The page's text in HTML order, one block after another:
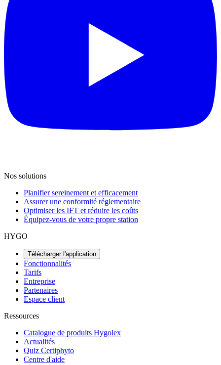
Nos solutions
Planifier sereinement et efficacement
Assurer une conformité réglementaire
Optimiser les IFT et réduire les coûts
Équipez-vous de votre propre station
HYGO
Télécharger l'application
Fonctionnalités
Tarifs
Entreprise
Partenaires
Espace client
Ressources
Catalogue de produits Hygolex
Actualités
Quiz Certiphyto
Centre d'aide